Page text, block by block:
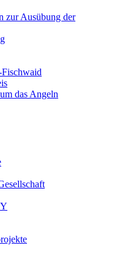
zur Ausübung der
das Angeln